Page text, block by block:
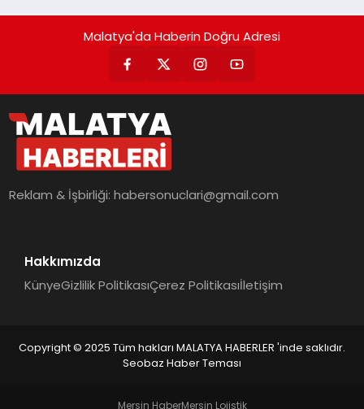
Malatya'da Haberin Doğru Adresi
Reklam & İşbirliği:habersonuclari@gmail.com
Hakkımızda
KünyeGizlilik PolitikasıÇerez Politikasıİletişim
Copyright © 2025 Tüm hakları MALATYA HABERLER 'inde saklıdır.
Seobaz Haber Teması
Mersin HaberMersin Lojistik